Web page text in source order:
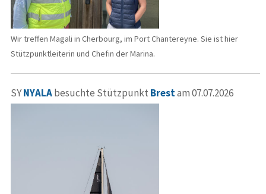
Wir treffen Magali in Cherbourg, im Port Chantereyne. Sie ist hier
Stützpunktleiterin und Chefin der Marina.
SYNYALAbesuchte Stützpunkt Brestam 07.07.2026